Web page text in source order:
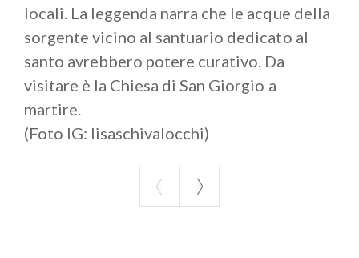
locali. La leggenda narra che le acque della
sorgente vicino al santuario dedicato al
santo avrebbero potere curativo. Da
visitare è la Chiesa di San Giorgio a
martire.
(Foto IG: lisaschivalocchi)